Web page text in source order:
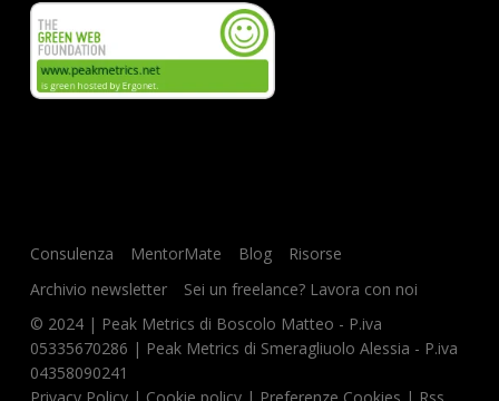
Consulenza MentorMate Blog
Risorse
Archivio newsletter
Sei un freelance? Lavora con noi
© 2024 | Peak Metrics di Boscolo Matteo - P.iva
05335670286 | Peak Metrics di Smeragliuolo Alessia - P.iva
04358090241